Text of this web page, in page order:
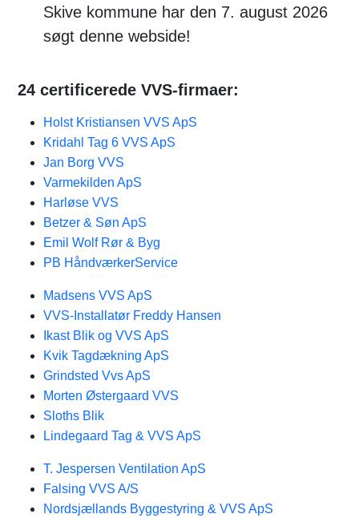
Skive kommune har den 7. august 2026
søgt denne webside!
24 certificerede VVS-firmaer:
Holst Kristiansen VVS ApS
Kridahl Tag 6 VVS ApS
Jan Borg VVS
Varmekilden ApS
Harløse VVS
Betzer & Søn ApS
Emil Wolf Rør & Byg
PB HåndværkerService
Madsens VVS ApS
VVS-Installatør Freddy Hansen
Ikast Blik og VVS ApS
Kvik Tagdækning ApS
Grindsted Vvs ApS
Morten ​​Østergaard VVS
Sloths Blik
Lindegaard Tag & VVS ApS
T. Jespersen Ventilation ApS
Falsing VVS A/S
Nordsjællands Byggestyring & VVS ApS